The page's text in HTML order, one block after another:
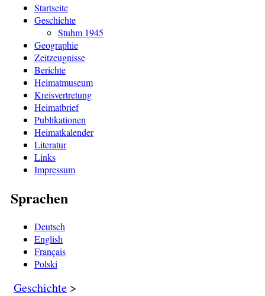
Startseite
Geschichte
Stuhm 1945
Geographie
Zeitzeugnisse
Berichte
Heimatmuseum
Kreisvertretung
Heimatbrief
Publikationen
Heimatkalender
Literatur
Links
Impressum
Sprachen
Deutsch
English
Français
Polski
Geschichte >